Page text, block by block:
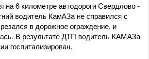
на 6 километре автодороги Свердлово -
водитель КамАЗа не справился с
в дорожное ограждение, и
В результате ДТП водитель КАМАЗа
госпитализирован.